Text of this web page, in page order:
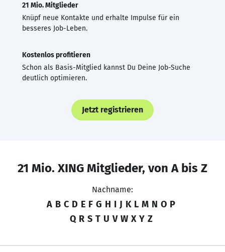
21 Mio. Mitglieder
Knüpf neue Kontakte und erhalte Impulse für ein
besseres Job-Leben.
Kostenlos profitieren
Schon als Basis-Mitglied kannst Du Deine Job-Suche
deutlich optimieren.
Jetzt registrieren
21 Mio. XING Mitglieder, von A bis Z
Nachname:
A B C D E F G H I J K L M N O P
Q R S T U V W X Y Z